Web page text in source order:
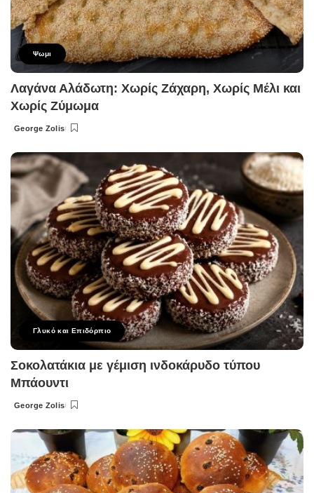
Ψωμι
Λαγάνα Αλάδωτη: Χωρίς Ζάχαρη, Χωρίς Μέλι και
Χωρίς Ζύμωμα
Posted
George Zolis
Γλυκό και Επιδόρπιο
Σοκολατάκια με γέμιση ινδοκάρυδο τύπου
Μπάουντι
Posted
George Zolis